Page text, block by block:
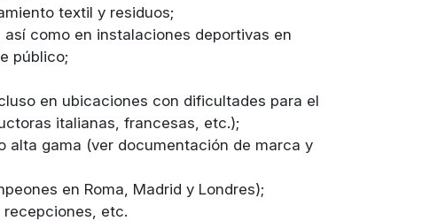
textil y residuos;
como en instalaciones deportivas en
público;
en ubicaciones con dificultades para el
italianas, francesas, etc.);
alta gama (ver documentación de marca y
en Roma, Madrid y Londres);
etc.